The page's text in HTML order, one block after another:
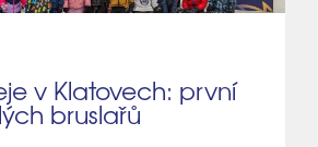
v Klatovech: první
bruslařů